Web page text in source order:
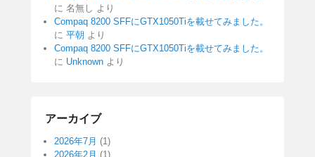
に 名無し より
Compaq 8200 SFFにGTX1050Tiを載せてみました。
に 平朝 より
Compaq 8200 SFFにGTX1050Tiを載せてみました。
に Unknown より
アーカイブ
2026年7月 (1)
2026年2月 (1)